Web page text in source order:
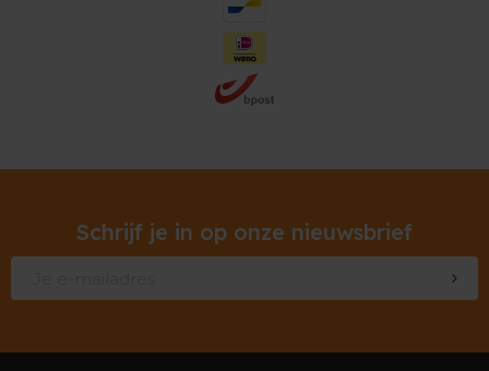
Schrijf je in op onze nieuwsbrief